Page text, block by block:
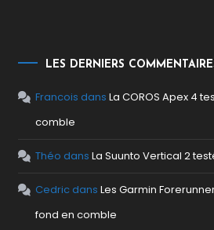
LES DERNIERS
Francois dansLa COROS Apex 4
comble
Théo dansLa Suunto Vertical 2
CedricdansLes Garmin
fond en comble